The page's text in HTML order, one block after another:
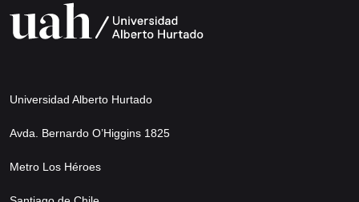
Universidad Alberto Hurtado
Avda. Bernardo O’Higgins 1825
Metro Los Héroes